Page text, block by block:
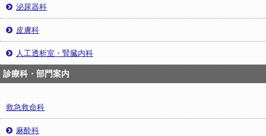
泌尿器科
皮膚科
人工透析室・腎臓内科
診療科・部門案内
救急救命科
麻酔科